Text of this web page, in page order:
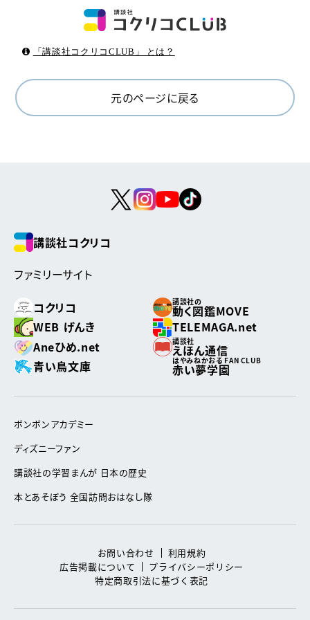
「講談社コクリコCLUB」 とは？
元のページに戻る
講談社コクリコ
ファミリーサイト
コクリコ
講談社の
動く図鑑MOVE
WEB げんき
TELEMAGA.net
Aneひめ.net
講談社
えほん通信
青い鳥文庫
はやみねかおる FAN CLUB
赤い夢学園
ボンボンアカデミー
ディズニーファン
講談社の学習まんが 日本の歴史
本とあそぼう 全国訪問おはなし隊
お問い合わせ
利用規約
広告掲載について
プライバシーポリシー
特定商取引法に基づく表記